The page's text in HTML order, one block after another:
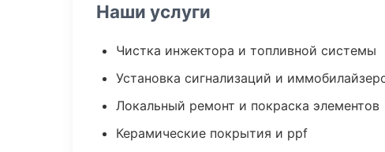
Наши услуги
Чистка инжектора и топливной системы
Установка сигнализаций и
Локальный ремонт и покраска элементов
Керамические покрытия и ppf